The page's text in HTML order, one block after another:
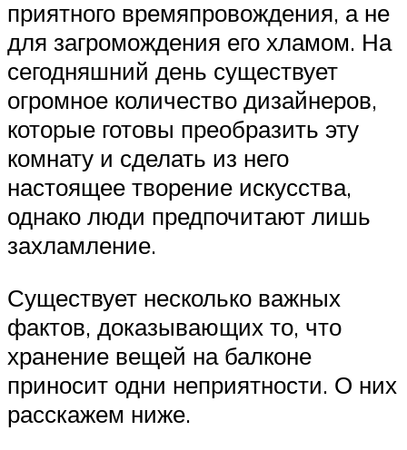
приятного времяпровождения, а не
для загромождения его хламом. На
сегодняшний день существует
огромное количество дизайнеров,
которые готовы преобразить эту
комнату и сделать из него
настоящее творение искусства,
однако люди предпочитают лишь
захламление.
Существует несколько важных
фактов, доказывающих то, что
хранение вещей на балконе
приносит одни неприятности. О них
расскажем ниже.